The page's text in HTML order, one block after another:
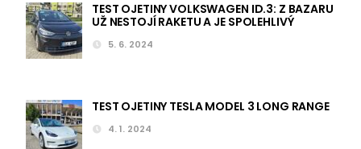
TEST OJETINY VOLKSWAGEN ID.3: Z BAZARU
UŽ NESTOJÍ RAKETU A JE SPOLEHLIVÝ
5. 6. 2024
TEST OJETINY TESLA MODEL 3 LONG RANGE
4. 1. 2024